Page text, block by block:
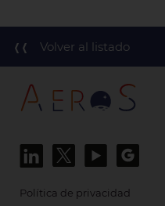
Volver al listado
Política de privacidad